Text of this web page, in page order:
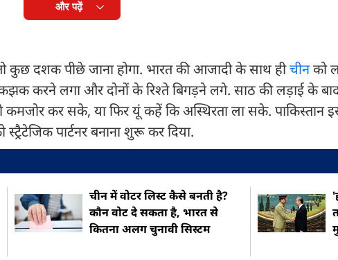
और पढ़ें
कुछ दशक पीछे जाना होगा. भारत की आजादी के साथ हीचीनको
करने लगा और दोनों के रिश्ते बिगड़ने लगे. साठ की लड़ाई के
कमजोर कर सके, या फिर यूं कहें कि अस्थिरता ला सके. पाकिस्तान
पार्टनर बनाना शुरू कर दिया.
चीन में वोटर लिस्ट कैसे बनती है?
कौन वोट दे सकता है, भारत से
कितना अलग चुनावी सिस्टम